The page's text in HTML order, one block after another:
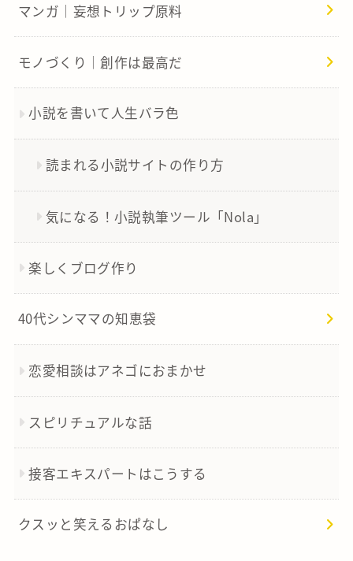
マンガ｜妄想トリップ原料
モノづくり｜創作は最高だ
小説を書いて人生バラ色
読まれる小説サイトの作り方
気になる！小説執筆ツール「Nola」
楽しくブログ作り
40代シンママの知恵袋
恋愛相談はアネゴにおまかせ
スピリチュアルな話
接客エキスパートはこうする
クスッと笑えるおぱなし